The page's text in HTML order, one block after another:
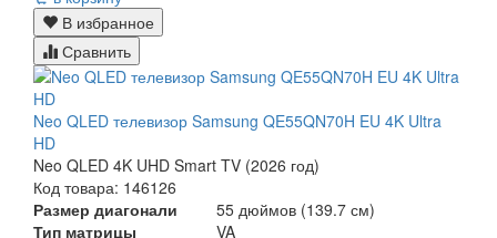
В избранное
Сравнить
Neo QLED телевизор Samsung QE55QN70H EU 4K Ultra
HD
Neo QLED 4K UHD Smart TV (2026 год)
Код товара: 146126
Размер диагонали
55 дюймов (139.7 см)
Тип матрицы
VA